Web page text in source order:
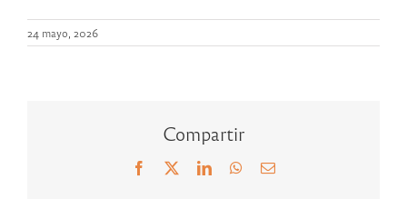
24 mayo, 2026
Compartir
Facebook LinkedInWhatsApp
Correo